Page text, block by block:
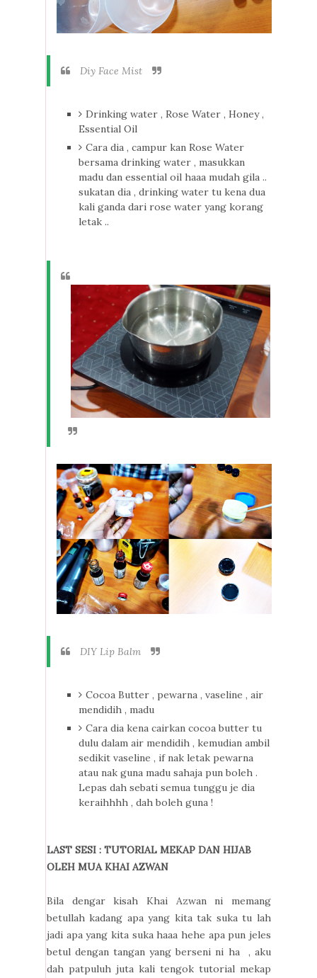
Diy Face Mist
Drinking water , Rose Water , Honey ,
Essential Oil
Cara dia , campur kan Rose Water
bersama drinking water , masukkan
madu dan essential oil haaa mudah gila ..
sukatan dia , drinking water tu kena dua
kali ganda dari rose water yang korang
letak ..
DIY Lip Balm
Cocoa Butter , pewarna , vaseline , air
mendidih , madu
Cara dia kena cairkan cocoa butter tu
dulu dalam air mendidih , kemudian ambil
sedikit vaseline , if nak letak pewarna
atau nak guna madu sahaja pun boleh .
Lepas dah sebati semua tunggu je dia
keraihhhh , dah boleh guna !
LAST SESI : TUTORIAL MEKAP DAN HIJAB
OLEH MUA KHAI AZWAN
Bila dengar kisah Khai Azwan ni memang
betullah kadang apa yang kita tak suka tu lah
jadi apa yang kita suka haaa hehe apa pun jeles
betul dengan tangan yang berseni ni ha , aku
dah patpuluh juta kali tengok tutorial mekap